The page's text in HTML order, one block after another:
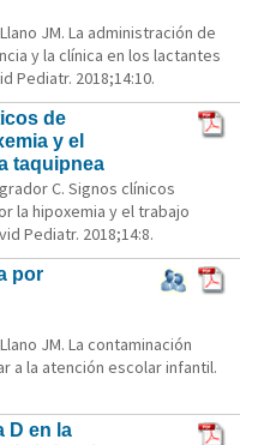
JM. La administración de
y la clínica en los lactantes
Pediatr. 2018;14:10.
de
y el
taquipnea
C. Signos clínicos
la hipoxemia y el trabajo
Pediatr. 2018;14:8.
por
JM. La contaminación
a la atención escolar infantil.
D en la